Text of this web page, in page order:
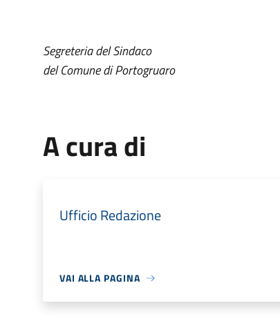
Segreteria del Sindaco
del Comune di Portogruaro
A cura di
Ufficio Redazione
VAI ALLA PAGINA